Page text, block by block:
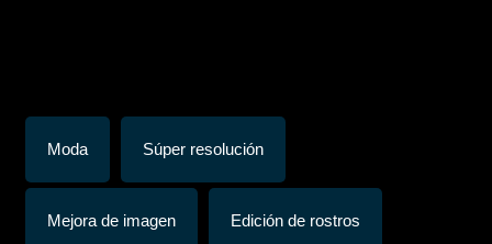
Moda Súper resolución
Mejora de imagen Edición de rostros